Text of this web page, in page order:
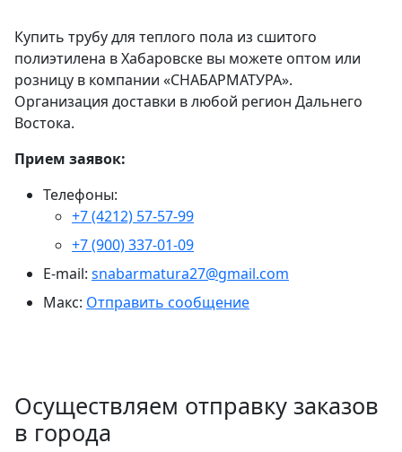
Купить трубу для теплого пола из сшитого
полиэтилена в Хабаровске вы можете оптом или
розницу в компании «СНАБАРМАТУРА».
Организация доставки в любой регион Дальнего
Востока.
Прием заявок:
Телефоны:
+7 (4212) 57-57-99
+7 (900) 337-01-09
E-mail: snabarmatura27@gmail.com
Макс: Отправить сообщение
Осуществляем отправку заказов
в города